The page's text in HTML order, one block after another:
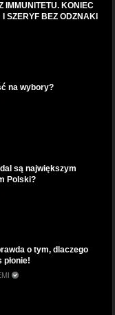
IMMUNITETU. KONIEC
SZERYF BEZ ODZNAKI
na wybory?
są największym
Polski?
o tym, dlaczego
płonie!